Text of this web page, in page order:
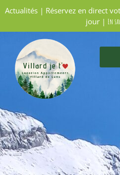
Actualités | Réservez en direct
jour | En
POLITIQUE DE